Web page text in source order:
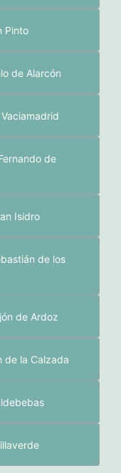
Pinto
de Alarcón
de
Isidro
de los
de Ardoz
de la Calzada